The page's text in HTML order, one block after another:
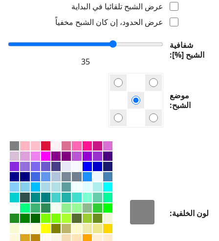
عرض الشبح تلقائيا في البداية
عرض الحدود، إن كان الشبح مخفياً
شفافية
الشبح [%]
موضع
الشبح
لون الخلفية